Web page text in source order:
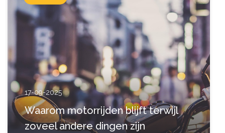
17-09-2025
Waarom motorrijden blijft terwijl
zoveel andere dingen zijn